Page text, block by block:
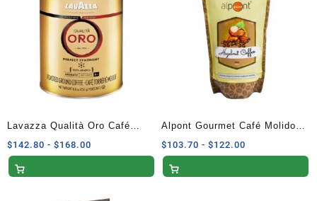
$151.00
$162.00
Lavazza Qualità Oro Café
Molido 250g
$142.80 - $168.00
de
Alpont Gourmet Café Molido
Sabor Avellana 250g
$103.70 - $122.00
de